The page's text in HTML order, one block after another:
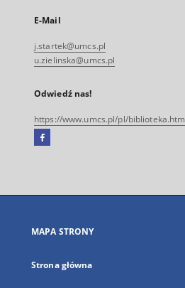
E-Mail
j.startek@umcs.pl
u.zielinska@umcs.pl
Odwiedź nas!
https://www.umcs.pl/pl/biblioteka.htm
Facebook
się
karcie
MAPA STRONY
Strona główna